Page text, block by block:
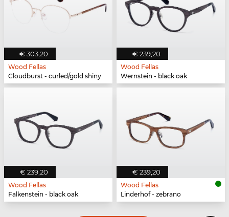
€ 303,20
Wood Fellas
Cloudburst - curled/gold shiny
€ 239,20
Wood Fellas
Wernstein - black oak
€ 239,20
Wood Fellas
Falkenstein - black oak
€ 239,20
Wood Fellas
Linderhof - zebrano